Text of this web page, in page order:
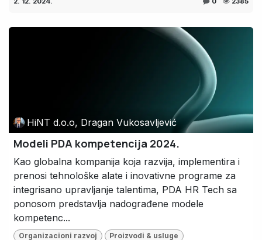
HiNT d.o.o, Dragan Vukosavljević
Modeli PDA kompetencija 2024.
Kao globalna kompanija koja razvija, implementira i
prenosi tehnološke alate i inovativne programe za
integrisano upravljanje talentima, PDA HR Tech sa
ponosom predstavlja nadograđene modele
kompetenc...
Organizacioni razvoj Proizvodi & usluge